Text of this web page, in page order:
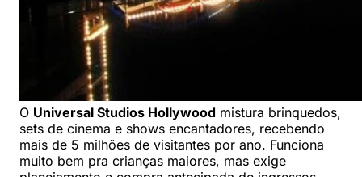
O Universal Studios Hollywood mistura brinquedos,
sets de cinema e shows encantadores, recebendo
mais de 5 milhões de visitantes por ano. Funciona
muito bem pra crianças maiores, mas exige